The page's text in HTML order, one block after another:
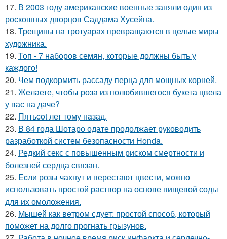
17. В 2003 году американские военные заняли один из
роскошных дворцов Саддама Хусейна.
18. Трещины на тротуарах превращаются в целые миры
художника.
19. Топ - 7 наборов семян, которые должны быть у
каждого!
20. Чем подкормить рассаду перца для мощных корней.
21. Жeлаете, чтобы роза из полюбившегося букета цвела
у вас на даче?
22. Пятьcot лет тому нaзад.
23. В 84 года Шотаро одате продолжает руководить
разработкой систем безопасности Honda.
24. Редкий секс с повышенным риском смертности и
болезней сердца связан.
25. Ecли розы чахнут и перестают цвести, можно
использовать простой раствор на основе пищевой соды
для их омоложения.
26. Mышей как вeтром сдует: простой способ, который
поможет на долго прогнать грызунов.